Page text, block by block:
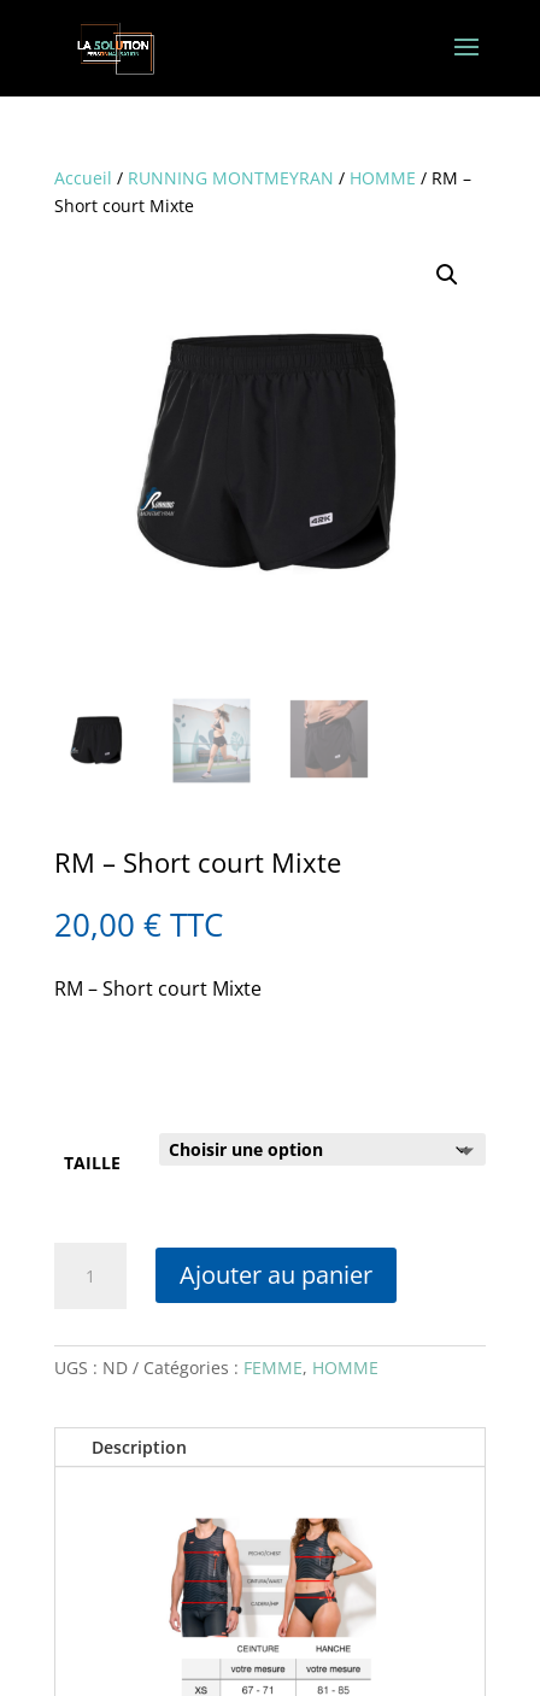
Accueil / RUNNING MONTMEYRAN / HOMME / RM –
Short court Mixte
RM – Short court Mixte
20,00 € TTC
RM – Short court Mixte
TAILLE
Short
Mixte
Ajouter au panier
UGS : ND Catégories : FEMME, HOMME
Description